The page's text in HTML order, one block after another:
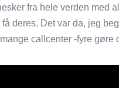
fra hele verden med
deres. Det var da, jeg
callcenter -fyre gøre